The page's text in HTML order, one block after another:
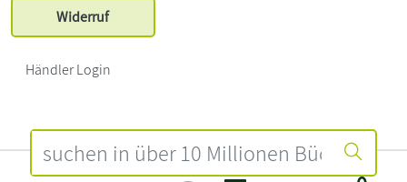
Widerruf
Händler Login